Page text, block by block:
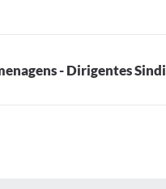
- Dirigentes